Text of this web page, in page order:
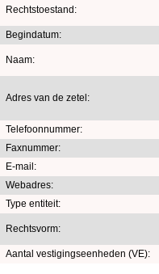
Rechtstoestand:
Begindatum:
Naam:
Adres van de zetel:
Telefoonnummer:
Faxnummer:
E-mail:
Webadres:
Type entiteit:
Rechtsvorm:
Aantal vestigingseenheden (VE):